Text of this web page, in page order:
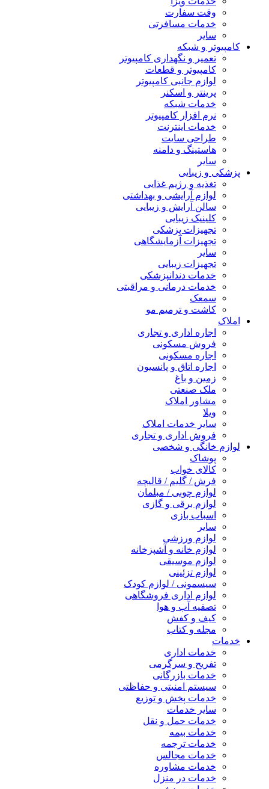
وقت سفارت
خدمات مسافرتی
سایر
کامپیوتر و شبکه
تعمیر و نگهداری کامپیوتر
کامپیوتر و قطعات
لوازم جانبی کامپیوتر
پرینتر و اسکنر
خدمات شبکه
نرم افزار کامپیوتر
خدمات اینترنت
طراحی سایت
هاستینگ و دامنه
سایر
پزشکی و زیبایی
تغذیه و رژیم غذایی
لوازم آرایشی و بهداشتی
سالن آرایش و زیبایی
کلینیک زیبایی
تجهیزات پزشکی
تجهیزات آزمایشگاهی
سایر
تجهیزات زیبایی
خدمات دندانپزشکی
خدمات درمانی و مراقبتی
سمعک
کاشت و ترمیم مو
املاک
اجاره اداری و تجاری
فروش مسکونی
اجاره مسکونی
اجاره اتاق و پانسیون
زمین و باغ
ملک صنعتی
مشاور املاک
ویلا
سایر خدمات املاک
فروش اداری و تجاری
لوازم خانگی و شخصی
پوشاک
کالای خواب
فرش / گلیم / قالیچه
لوازم چوبی / مبلمان
لوازم برقی و گازی
اسباب بازی
سایر
لوازم ورزشی
لوازم خانه و آشپزخانه
لوازم موسیقی
لوازم تزئینی
سیسمونی / لوازم کودک
لوازم اداری فروشگاهی
تصفیه آب و هوا
کیف و کفش
مجله و کتاب
خدمات
خدمات اداری
تفریح و سرگرمی
خدمات بازرگانی
سیستم امنیتی و حفاظتی
خدمات پخش و توزیع
سایر خدمات
خدمات حمل و نقل
خدمات بیمه
خدمات ترجمه
خدمات مجالس
خدمات مشاوره
خدمات در منزل